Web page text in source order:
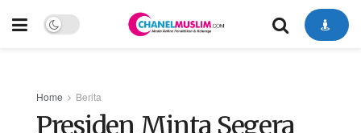
Home Berita
Presiden Minta Segera